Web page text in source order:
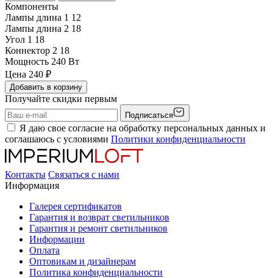
Компоненты
Лампы длина 1 12
Лампы длина 2 18
Угол 1 18
Коннектор 2 18
Мощность 240 Вт
Цена 240 ₽
Добавить в корзину
Получайте скидки первым
Подписаться
Я даю свое согласие на обработку персональных данных и
соглашаюсь с условиями Политики конфиденциальности
Контакты Связаться с нами
Информация
Галерея сертификатов
Гарантия и возврат светильников
Гарантия и ремонт светильников
Информации
Оплата
Оптовикам и дизайнерам
Политика конфиденциальности